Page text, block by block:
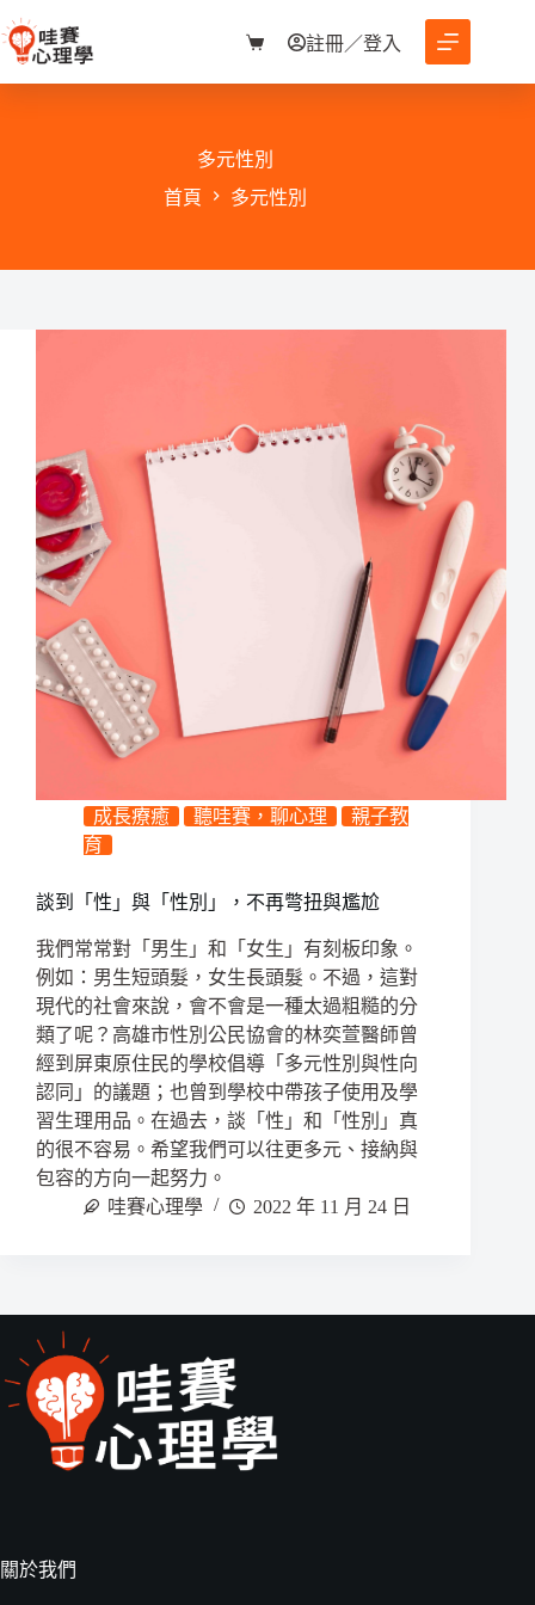
至
購
物
註冊／登入
多元性別
首頁
多元性別
成長療癒 聽哇賽，聊心理
親子教
育
談到「性」與「性別」，不再彆扭與尷尬
我們常常對「男生」和「女生」有刻板印象。
例如：男生短頭髮，女生長頭髮。不過，這對
現代的社會來說，會不會是一種太過粗糙的分
類了呢？高雄市性別公民協會的林奕萱醫師曾
經到屏東原住民的學校倡導「多元性別與性向
認同」的議題；也曾到學校中帶孩子使用及學
習生理用品。在過去，談「性」和「性別」真
的很不容易。希望我們可以往更多元、接納與
包容的方向一起努力。
哇賽心理學
2022 年 11 月 24 日
關於我們